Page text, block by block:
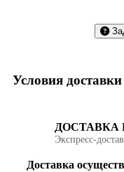
Условия
ДОСТАВКА
Доставка